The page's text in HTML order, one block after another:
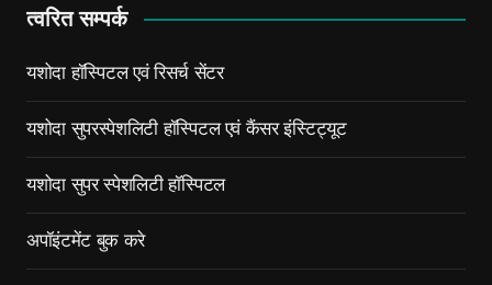
त्वरित सम्पर्क
यशोदा हॉस्पिटल एवं रिसर्च सेंटर
यशोदा सुपरस्पेशलिटी हॉस्पिटल एवं कैंसर इंस्टिट्यूट
यशोदा सुपर स्पेशलिटी हॉस्पिटल
अपॉइंटमेंट बुक करे